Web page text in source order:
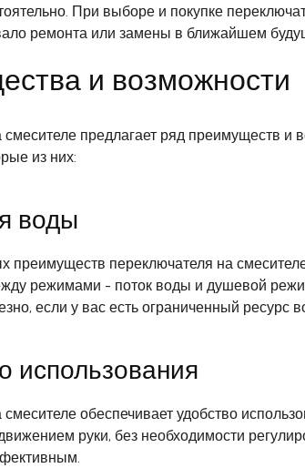
При выборе и покупке
ремонта или замены в ближайшем
и возможности
смесителе предлагает ряд преимуществ
из них:
воды
преимуществ переключателя на
режимами - поток воды и душевой
если у вас есть ограниченный ресурс
использования
смесителе обеспечивает удобство
руки, без необходимости